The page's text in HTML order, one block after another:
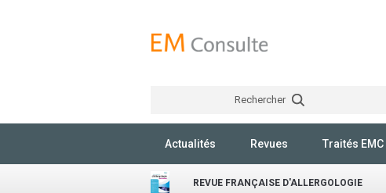
Rechercher
Actualités Revues Traités EMC
REVUE FRANÇAISE D'ALLERGOLOGIE